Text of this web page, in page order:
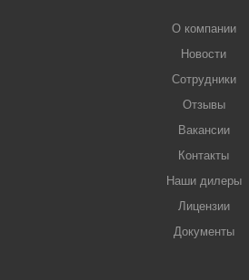
О компании
Новости
Сотрудники
Отзывы
Вакансии
Контакты
Наши дилеры
Лицензии
Документы